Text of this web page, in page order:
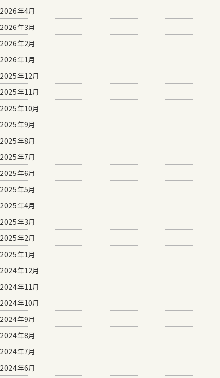
2026年4月
2026年3月
2026年2月
2026年1月
2025年12月
2025年11月
2025年10月
2025年9月
2025年8月
2025年7月
2025年6月
2025年5月
2025年4月
2025年3月
2025年2月
2025年1月
2024年12月
2024年11月
2024年10月
2024年9月
2024年8月
2024年7月
2024年6月